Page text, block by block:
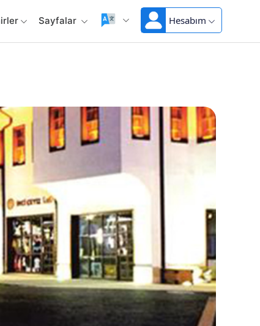
Sayfalar Hesabım